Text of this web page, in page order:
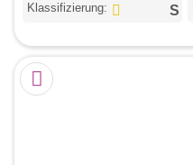
Klassifizierung: